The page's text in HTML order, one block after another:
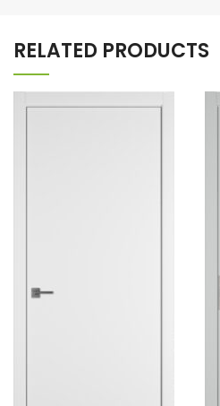
RELATED PRODUCTS